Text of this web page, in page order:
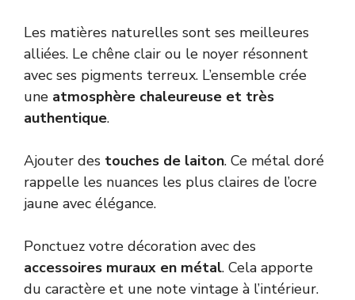
Les matières naturelles sont ses meilleures
alliées. Le chêne clair ou le noyer résonnent
avec ses pigments terreux. L’ensemble crée
une atmosphère chaleureuse et très
authentique.
Ajouter des touches de laiton. Ce métal doré
rappelle les nuances les plus claires de l’ocre
jaune avec élégance.
Ponctuez votre décoration avec des
accessoires muraux en métal. Cela apporte
du caractère et une note vintage à l’intérieur.